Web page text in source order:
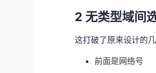
2 无类型域间
这打破了原来设计的
前面是网络号